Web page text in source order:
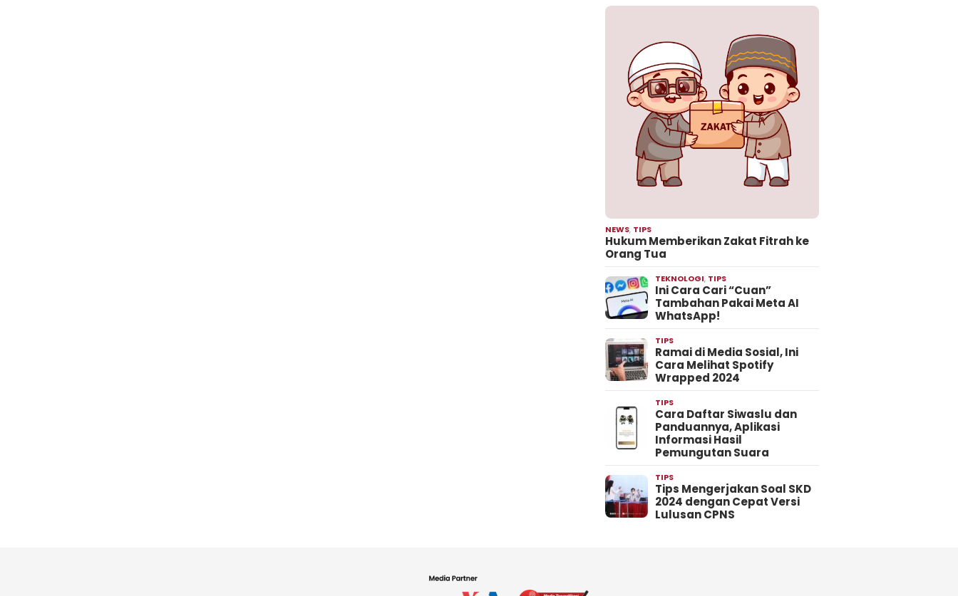
NEWS, TIPS
Hukum Memberikan Zakat Fitrah ke
Orang Tua
TEKNOLOGI, TIPS
Ini Cara Cari “Cuan”
Tambahan Pakai Meta AI
WhatsApp!
TIPS
Ramai di Media Sosial, Ini
Cara Melihat Spotify
Wrapped 2024
TIPS
Cara Daftar Siwaslu dan
Panduannya, Aplikasi
Informasi Hasil
Pemungutan Suara
TIPS
Tips Mengerjakan Soal SKD
2024 dengan Cepat Versi
Lulusan CPNS